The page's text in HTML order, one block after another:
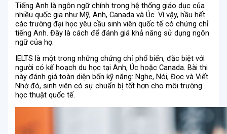
Tiếng Anh là ngôn ngữ chính trong hệ thống giáo dục của
nhiều quốc gia như Mỹ, Anh, Canada và Úc. Vì vậy, hầu hết
các trường đại học yêu cầu sinh viên quốc tế có chứng chỉ
tiếng Anh. Đây là cách để đánh giá khả năng sử dụng ngôn
ngữ của họ.
IELTS là một trong những chứng chỉ phổ biến, đặc biệt với
người có kế hoạch du học tại Anh, Úc hoặc Canada. Bài thi
này đánh giá toàn diện bốn kỹ năng: Nghe, Nói, Đọc và Viết.
Nhờ đó, sinh viên có sự chuẩn bị tốt hơn cho môi trường
học thuật quốc tế.